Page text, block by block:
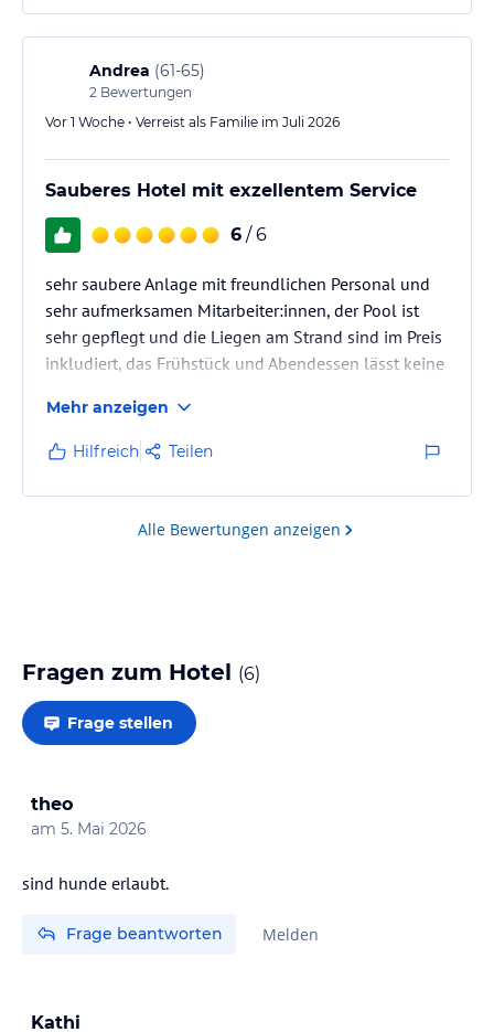
abwechslungsreiches Menü abends (man kann auch
mittags essen), reichhaltiges Frühstücksbuffet und
Getränkekarte.
Wir haben…
Andrea (61-65)
2 Bewertungen
Vor 1 Woche • Verreist als Familie im Juli 2026
Sauberes Hotel mit exzellentem Service
6 / 6
sehr saubere Anlage mit freundlichen Personal und
sehr aufmerksamen Mitarbeiter:innen, der Pool ist
sehr gepflegt und die Liegen am Strand sind im Preis
inkludiert, das Frühstück und Abendessen lässt keine
einzugehen und auch der Hotelchef ist täglich
anwesend und unterstützt tatkräftig in allen
Bereichen! Uns hat es sehr gut gefallen und wir
können das Hotel auf jedenfall weiterempfehlen!
Mehr anzeigen
Hilfreich Teilen
Alle Bewertungen anzeigen
Fragen zum Hotel (6)
Frage stellen
theo
am 5. Mai 2026
sind hunde erlaubt.
Frage beantworten Melden
Kathi